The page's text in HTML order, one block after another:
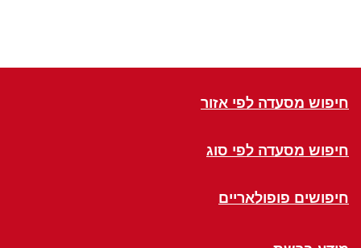
חיפוש מסעדה לפי אזור
חיפוש מסעדה לפי סוג
חיפושים פופולאריים